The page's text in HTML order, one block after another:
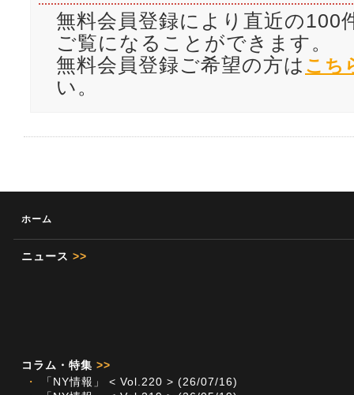
無料会員登録により直近の100
ご覧になることができます。
無料会員登録ご希望の方は こち
い。
ホーム
ニュース >>
コラム・特集 >>
・
「NY情報」 < Vol.220 > (26/07/16)